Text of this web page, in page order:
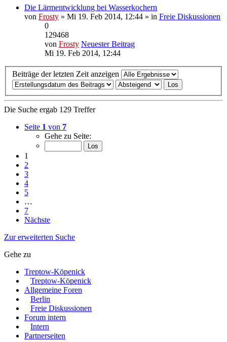
Die Lärmentwicklung bei Wasserkochern
von Frosty » Mi 19. Feb 2014, 12:44 » in Freie Diskussionen
0
129468
von Frosty Neuester Beitrag
Mi 19. Feb 2014, 12:44
Beiträge der letzten Zeit anzeigen
Die Suche ergab 129 Treffer
Seite 1 von 7
Gehe zu Seite:
1
2
3
4
5
…
7
Nächste
Zur erweiterten Suche
Gehe zu
Treptow-Köpenick
Treptow-Köpenick
Allgemeine Foren
Berlin
Freie Diskussionen
Forum intern
Intern
Partnerseiten